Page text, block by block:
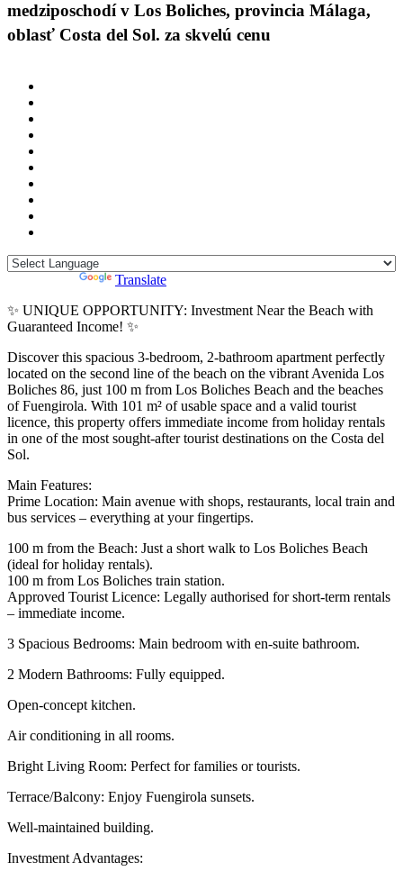
medziposchodí v Los Boliches, provincia Málaga,
oblasť Costa del Sol. za skvelú cenu
Translate
✨ UNIQUE OPPORTUNITY: Investment Near the Beach with
Guaranteed Income! ✨
Discover this spacious 3-bedroom, 2-bathroom apartment perfectly
located on the second line of the beach on the vibrant Avenida Los
Boliches 86, just 100 m from Los Boliches Beach and the beaches
of Fuengirola. With 101 m² of usable space and a valid tourist
licence, this property offers immediate income from holiday rentals
in one of the most sought-after tourist destinations on the Costa del
Sol.
Main Features:
Prime Location: Main avenue with shops, restaurants, local train and
bus services – everything at your fingertips.
100 m from the Beach: Just a short walk to Los Boliches Beach
(ideal for holiday rentals).
100 m from Los Boliches train station.
Approved Tourist Licence: Legally authorised for short-term rentals
– immediate income.
3 Spacious Bedrooms: Main bedroom with en-suite bathroom.
2 Modern Bathrooms: Fully equipped.
Open-concept kitchen.
Air conditioning in all rooms.
Bright Living Room: Perfect for families or tourists.
Terrace/Balcony: Enjoy Fuengirola sunsets.
Well-maintained building.
Investment Advantages: